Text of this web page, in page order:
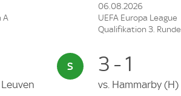
A
06.08.2026
UEFA Europa League
Qualifikation 3. Runde
3 - 1
vs. Hammarby (H)